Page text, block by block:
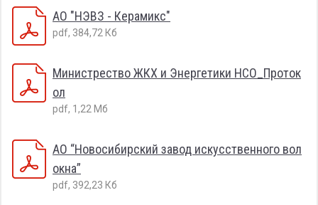
АО "НЭВЗ - Керамикс"
pdf, 384,72 Кб
Министрество ЖКХ и Энергетики НСО_Проток
ол
pdf, 1,22 Мб
АО “Новосибирский завод искусственного вол
окна”
pdf, 392,23 Кб